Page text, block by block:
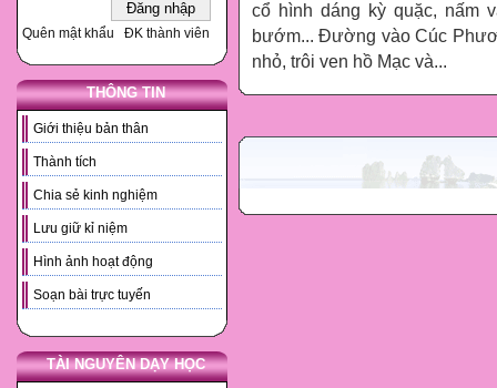
Quên mật khẩu ĐK thành viên
THÔNG TIN
Giới thiệu bản thân
Thành tích
Chia sẻ kinh nghiệm
Lưu giữ kỉ niệm
Hình ảnh hoạt động
Soạn bài trực tuyến
TÀI NGUYÊN DẠY HỌC
cổ hình dáng kỳ quặc, nấm
bướm... Đường vào Cúc
nhỏ, trôi ven hồ Mạc và...